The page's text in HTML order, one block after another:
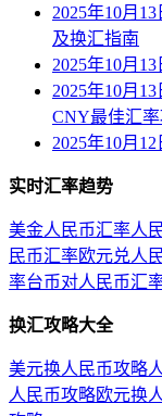
2025年10月
及换汇指南
2025年10月
2025年10月
CNY最佳汇
2025年10月
实时汇率趋势
美金人民币汇率人
民币汇率欧元兑人
率台币对人民币汇
换汇攻略大全
美元换人民币攻略
人民币攻略欧元换